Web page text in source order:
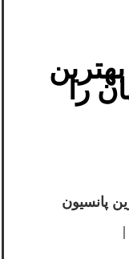
را
پانسیون